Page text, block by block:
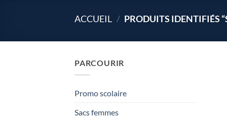
ACCUEIL / PRODUITS IDENTIFIÉS
PARCOURIR
Promo scolaire
Sacs femmes